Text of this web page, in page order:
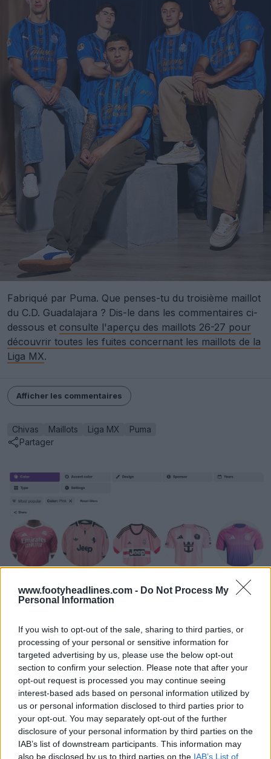
www.footyheadlines.com - Do Not Process My
Personal Information
If you wish to opt-out of the sale, sharing to third parties, or
processing of your personal or sensitive information for
targeted advertising by us, please use the below opt-out
section to confirm your selection. Please note that after your
opt-out request is processed you may continue seeing
interest-based ads based on personal information utilized by
us or personal information disclosed to third parties prior to
your opt-out. You may separately opt-out of the further
disclosure of your personal information by third parties on the
IAB’s list of downstream participants. This information may
also be disclosed by us to third parties on the IAB’s List of
Fabriqué par Puma. Que penses-tu du troisième maillot
du C.D. Guadalajara ? Dis-le dans les commentaires ci-
dessous et consulte l'aperçu des maillots 26-27 pour
découvrir toutes les fuites concernant les maillots de la
Liga MX.
Afficher les commentaires
Chivas Maillots Liga MX
Puma
Partager
OFFICIEL Football Kit Archive